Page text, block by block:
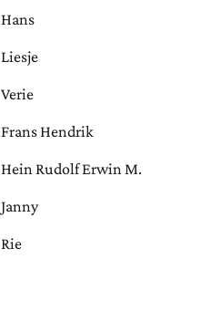
Hans
Liesje
Verie
Frans Hendrik
Hein Rudolf Erwin M.
Janny
Rie